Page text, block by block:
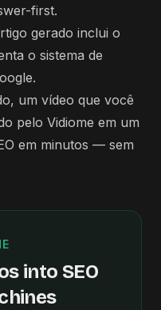
first.
gerado inclui o
o sistema de
um vídeo que você
pelo Vidiome em um
em minutos — sem
into SEO